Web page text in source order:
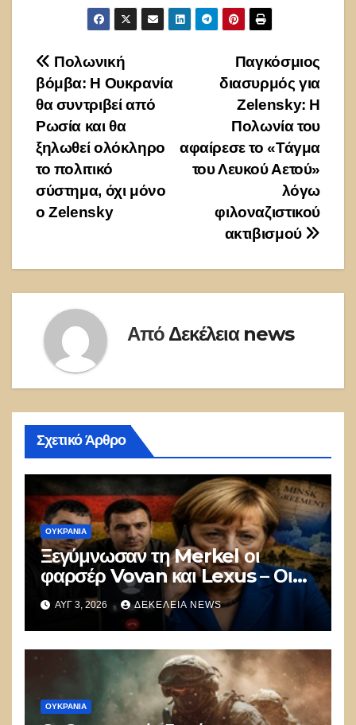
Πλοήγηση
άρθρων
Παγκόσμιος
διασυρμός για
Zelensky: Η
Πολωνία του
αφαίρεσε το «Τάγμα
του Λευκού Αετού»
λόγω
φιλοναζιστικού
ακτιβισμού
Πολωνική
βόμβα: Η Ουκρανία
θα συντριβεί από
Ρωσία και θα
ξηλωθεί ολόκληρο
το πολιτικό
σύστημα, όχι μόνο
ο Zelensky
Από Δεκέλεια news
Σχετικό Άρθρο
ΟΥΚΡΑΝΊΑ
Ξεγύμνωσαν τη Merkel οι
φαρσέρ Vovan και Lexus – Οι
συμφωνίες του Minsk ήταν
απάτη
ΑΥΓ 3, 2026 ΔΕΚΈΛΕΙΑ NEWS
ΟΥΚΡΑΝΊΑ